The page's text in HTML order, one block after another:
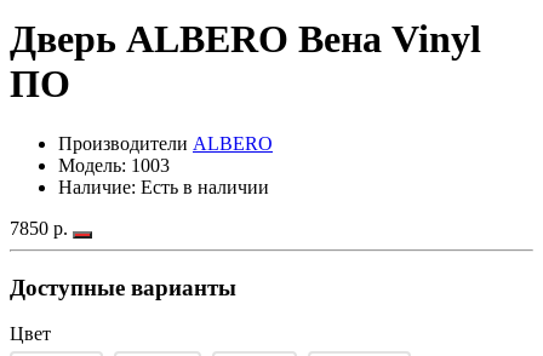
Дверь ALBERO Вена Vinyl
ПО
Производители ALBERO
Модель: 1003
Наличие: Есть в наличии
7850 р.
Доступные варианты
Цвет